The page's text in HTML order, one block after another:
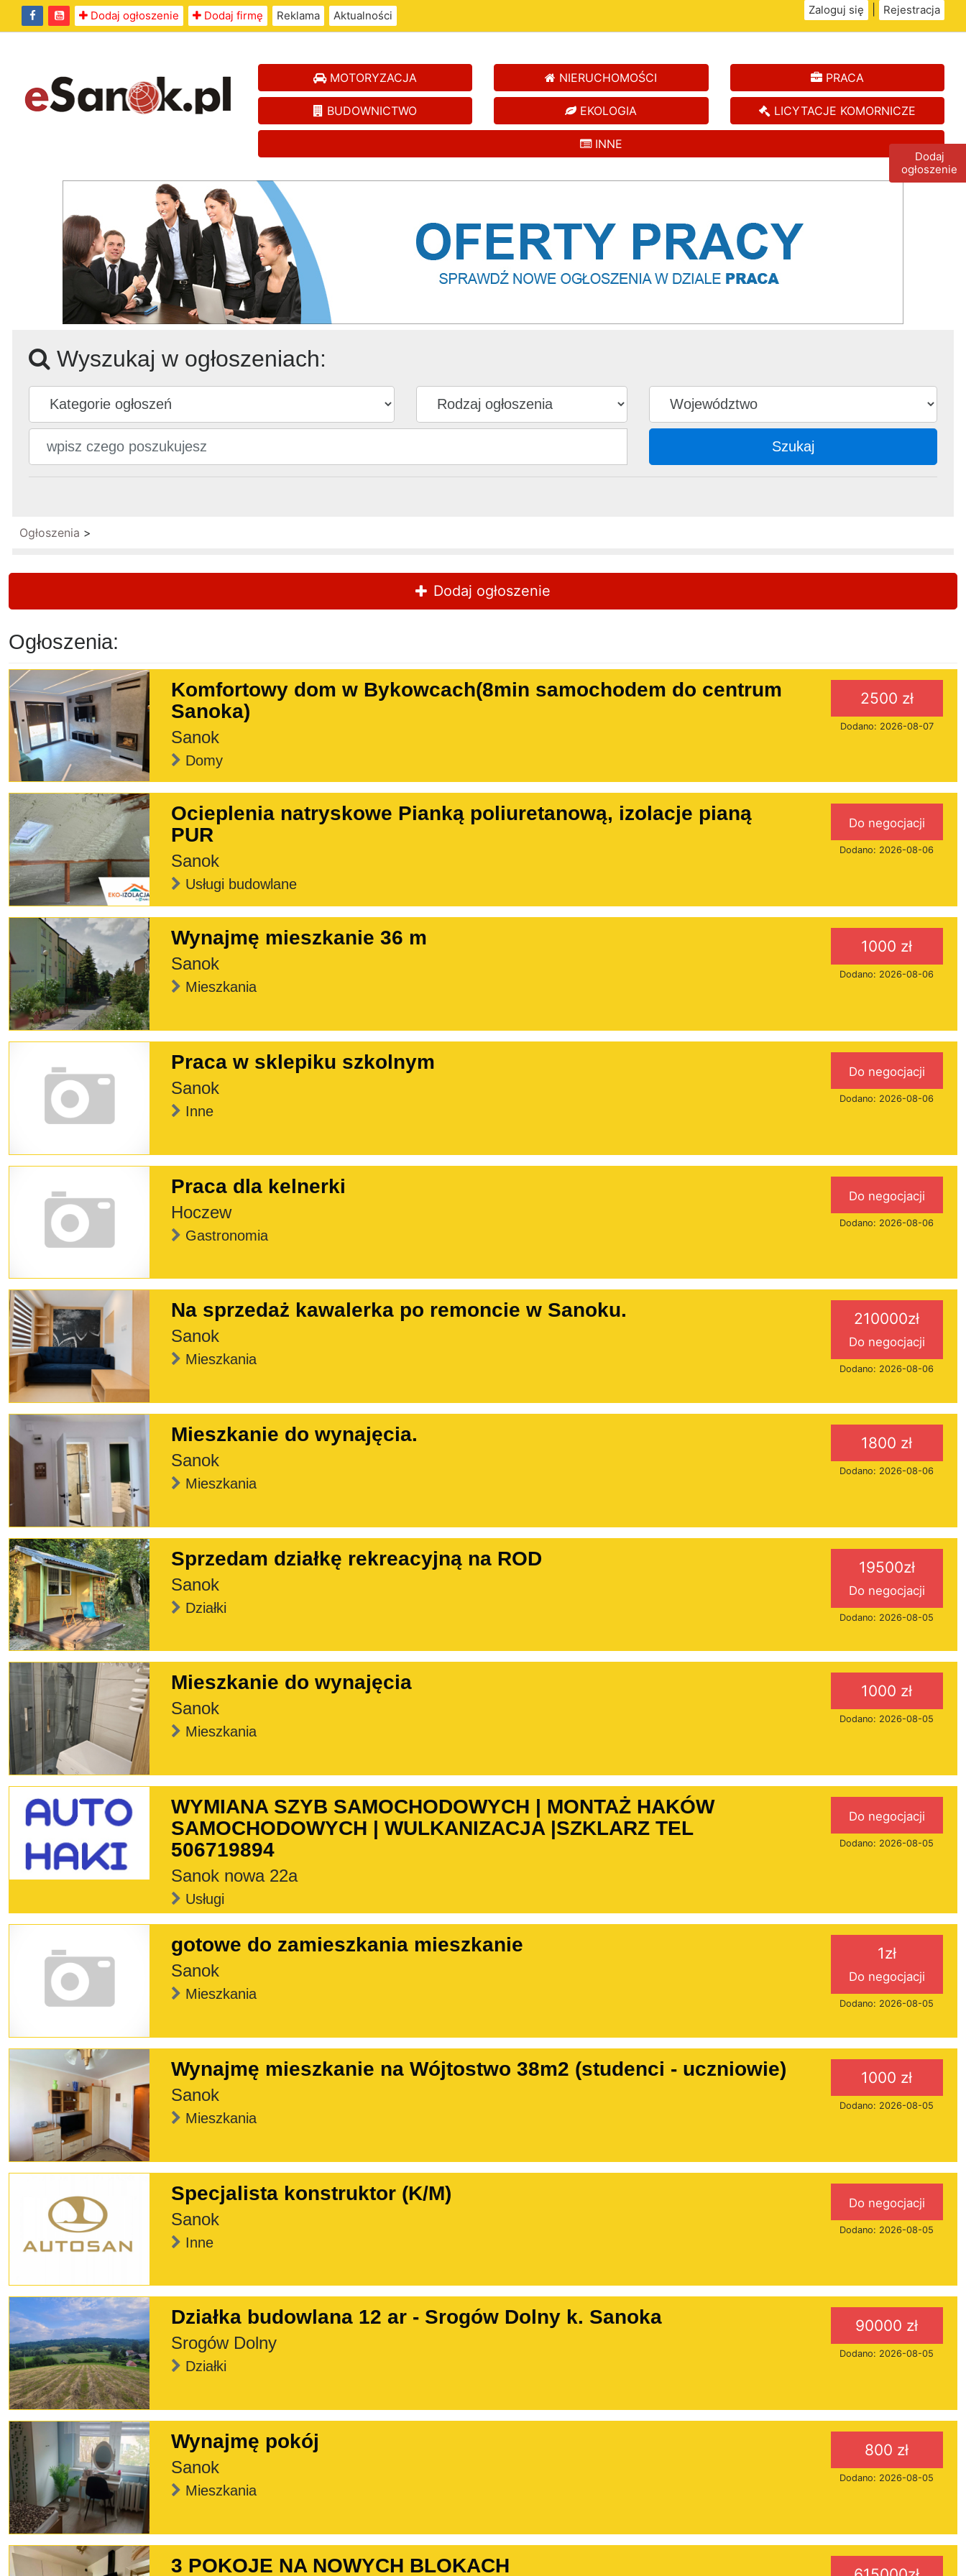
Dodaj ogłoszenie Dodaj firmę Reklama Aktualności Zaloguj się Rejestracja
MOTORYZACJA NIERUCHOMOŚCI PRACA
BUDOWNICTWO EKOLOGIA LICYTACJE KOMORNICZE
INNE
Wyszukaj w ogłoszeniach:
Szukaj
Ogłoszenia >
Dodaj ogłoszenie
Ogłoszenia:
Komfortowy dom w Bykowcach(8min samochodem do centrum
Sanoka)
Sanok
Domy
2500 zł
Dodano: 2026-08-07
Ocieplenia natryskowe Pianką poliuretanową, izolacje pianą
PUR
Sanok
Usługi budowlane
Do negocjacji
Dodano: 2026-08-06
Wynajmę mieszkanie 36 m
Sanok
Mieszkania
1000 zł
Dodano: 2026-08-06
Praca w sklepiku szkolnym
Sanok
Inne
Do negocjacji
Dodano: 2026-08-06
Praca dla kelnerki
Hoczew
Gastronomia
Do negocjacji
Dodano: 2026-08-06
Na sprzedaż kawalerka po remoncie w Sanoku.
Sanok
Mieszkania
210000zł
Do negocjacji
Dodano: 2026-08-06
Mieszkanie do wynajęcia.
Sanok
Mieszkania
1800 zł
Dodano: 2026-08-06
Sprzedam działkę rekreacyjną na ROD
Sanok
Działki
19500zł
Do negocjacji
Dodano: 2026-08-05
Mieszkanie do wynajęcia
Sanok
Mieszkania
1000 zł
Dodano: 2026-08-05
WYMIANA SZYB SAMOCHODOWYCH | MONTAŻ HAKÓW
SAMOCHODOWYCH | WULKANIZACJA |SZKLARZ TEL
506719894
Sanok nowa 22a
Usługi
Do negocjacji
Dodano: 2026-08-05
gotowe do zamieszkania mieszkanie
Sanok
Mieszkania
1zł
Do negocjacji
Dodano: 2026-08-05
Wynajmę mieszkanie na Wójtostwo 38m2 (studenci - uczniowie)
Sanok
Mieszkania
1000 zł
Dodano: 2026-08-05
Specjalista konstruktor (K/M)
Sanok
Inne
Do negocjacji
Dodano: 2026-08-05
Działka budowlana 12 ar - Srogów Dolny k. Sanoka
Srogów Dolny
Działki
90000 zł
Dodano: 2026-08-05
Wynajmę pokój
Sanok
Mieszkania
800 zł
Dodano: 2026-08-05
3 POKOJE NA NOWYCH BLOKACH
Dodaj
ogłoszenie